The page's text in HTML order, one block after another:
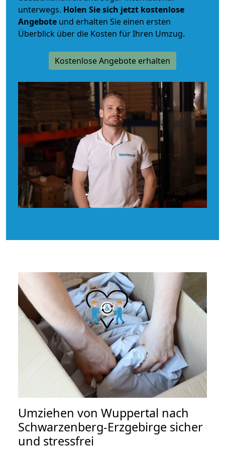
unterwegs. Holen Sie sich jetzt kostenlose
Angebote und erhalten Sie einen ersten
Überblick über die Kosten für Ihren Umzug.
Kostenlose Angebote erhalten
Umziehen von Wuppertal nach
Schwarzenberg-Erzgebirge sicher
und stressfrei